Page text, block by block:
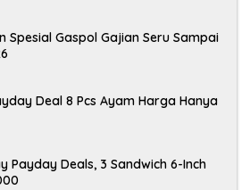
Spesial Gaspol Gajian Seru Sampai
Deal 8 Pcs Ayam Harga Hanya
Payday Deals, 3 Sandwich 6-Inch